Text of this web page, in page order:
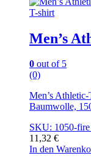
T-shirt
Men’s
0 out of 5
(0)
Men’s
Baumwolle,
SKU: 1050-
11,32 €
In den